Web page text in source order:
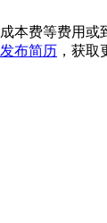
本费等费用或
布简历 ，获取